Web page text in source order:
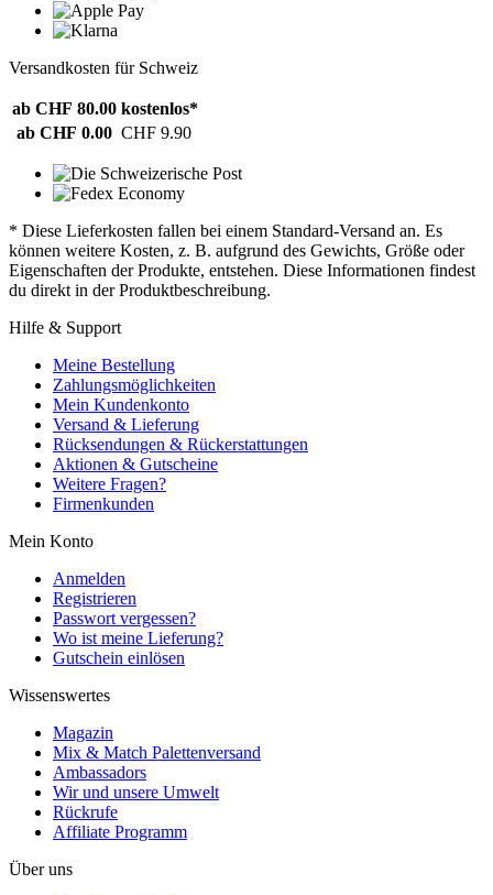
Versandkosten für Schweiz
ab CHF 80.00 kostenlos*
ab CHF 0.00 CHF 9.90
* Diese Lieferkosten fallen bei einem Standard-Versand an. Es
können weitere Kosten, z. B. aufgrund des Gewichts, Größe oder
Eigenschaften der Produkte, entstehen. Diese Informationen findest
du direkt in der Produktbeschreibung.
Hilfe & Support
Meine Bestellung
Zahlungsmöglichkeiten
Mein Kundenkonto
Versand & Lieferung
Rücksendungen & Rückerstattungen
Aktionen & Gutscheine
Weitere Fragen?
Firmenkunden
Mein Konto
Anmelden
Registrieren
Passwort vergessen?
Wo ist meine Lieferung?
Gutschein einlösen
Wissenswertes
Magazin
Mix & Match Palettenversand
Ambassadors
Wir und unsere Umwelt
Rückrufe
Affiliate Programm
Über uns